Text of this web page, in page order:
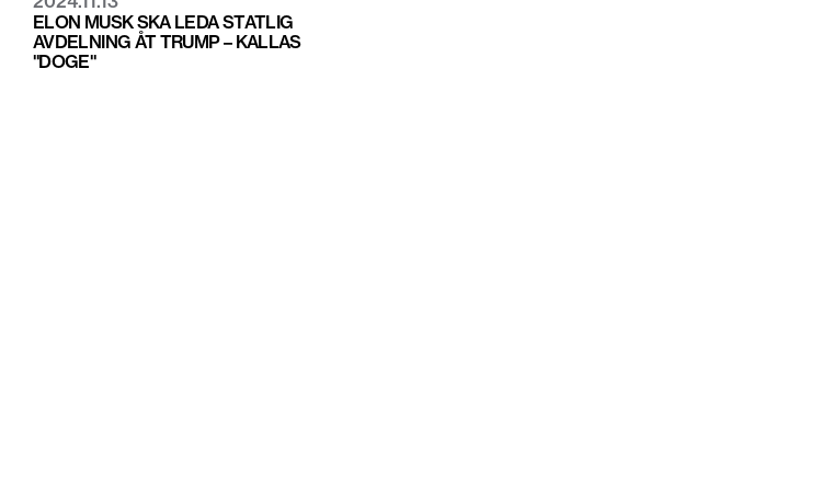
ELON MUSK SKA LEDA STATLIG
AVDELNING ÅT TRUMP – KALLAS
"DOGE"